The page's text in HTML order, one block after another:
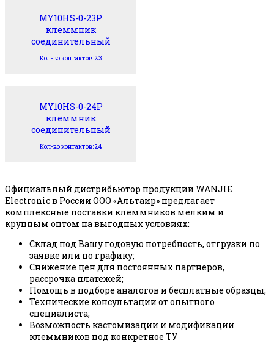
MY10HS-0-23P
клеммник
соединительный
Кол-во контактов: 23
MY10HS-0-24P
клеммник
соединительный
Кол-во контактов: 24
Официальный дистрибьютор продукции WANJIE
Electronic в России ООО «Альтаир» предлагает
комплексные поставки клеммников мелким и
крупным оптом на выгодных условиях:
Склад под Вашу годовую потребность, отгрузки по
заявке или по графику;
Снижение цен для постоянных партнеров,
рассрочка платежей;
Помощь в подборе аналогов и бесплатные образцы;
Технические консультации от опытного
специалиста;
Возможность кастомизации и модификации
клеммников под конкретное ТУ